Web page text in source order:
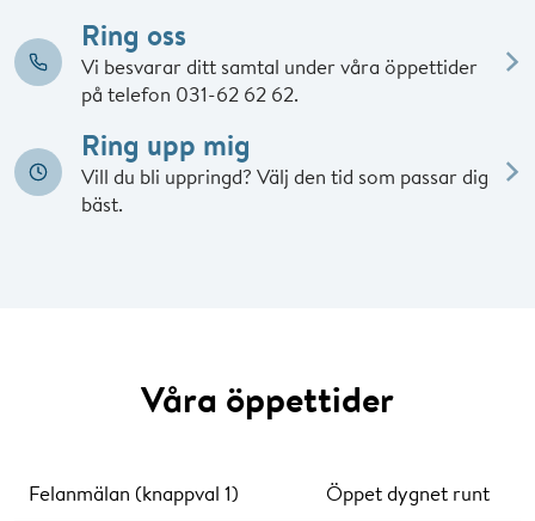
Ring oss
Vi besvarar ditt samtal under våra öppettider
på telefon 031-62 62 62.
Ring upp mig
Vill du bli uppringd? Välj den tid som passar dig
bäst.
Våra öppettider
Felanmälan (knappval 1) Öppet dygnet runt